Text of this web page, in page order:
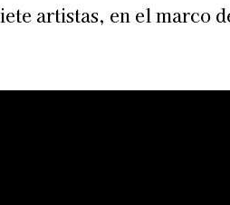
artistas, en el marco